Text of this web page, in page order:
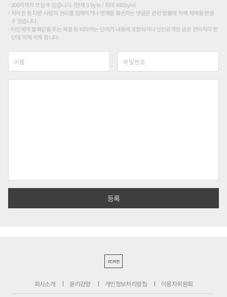
200자까지 쓰실 수 있습니다. (현재 0 byte / 최대 400byte)
저작권 등 다른 사람의 권리를 침해하거나 명예를 훼손하는 댓글은 관련 법률에 의해 제재를 받을
수 있습니다.
타인에게 불쾌감을 주는 욕설 등 비하하는 단어가 내용에 포함되거나 인신공격성 글은 관리자의 판
단에 의해 삭제 합니다.
PC버전
회사소개 윤리강령 개인정보처리방침 이용자위원회